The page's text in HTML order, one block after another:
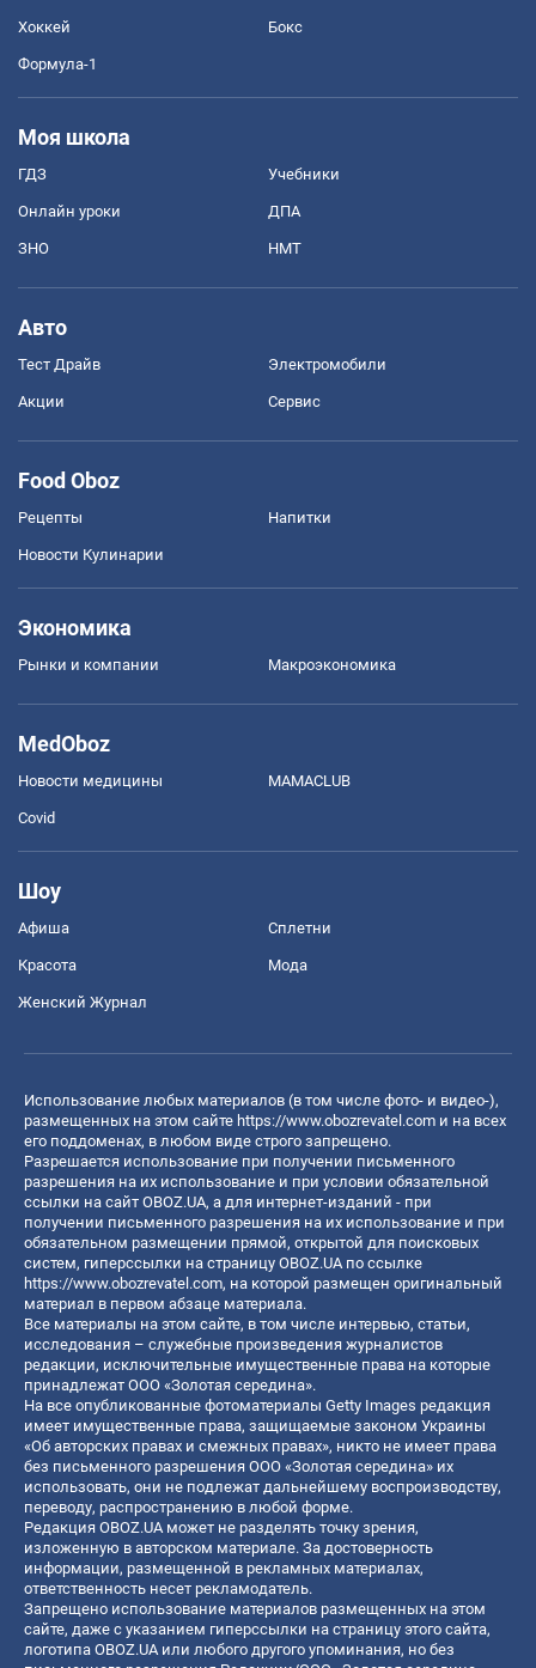
Хоккей Бокс
Формула-1
Моя школа
ГДЗ Учебники
Онлайн уроки ДПА
ЗНО НМТ
Авто
Тест Драйв Электромобили
Акции Сервис
Food Oboz
Рецепты Напитки
Новости Кулинарии
Экономика
Рынки и компании Mакроэкономика
MedOboz
Новости медицины MAMACLUB
Covid
Шоу
Афиша Сплетни
Красота Мода
Женский Журнал
Использование любых материалов (в том числе фото- и видео-),
размещенных на этом сайте https://www.obozrevatel.com и на всех
его поддоменах, в любом виде строго запрещено.
Разрешается использование при получении письменного
разрешения на их использование и при условии обязательной
ссылки на сайт OBOZ.UA, а для интернет-изданий - при
получении письменного разрешения на их использование и при
обязательном размещении прямой, открытой для поисковых
систем, гиперссылки на страницу OBOZ.UA по ссылке
https://www.obozrevatel.com, на которой размещен оригинальный
материал в первом абзаце материала.
Все материалы на этом сайте, в том числе интервью, статьи,
исследования – служебные произведения журналистов
редакции, исключительные имущественные права на которые
принадлежат ООО «Золотая середина».
На все опубликованные фотоматериалы Getty Images редакция
имеет имущественные права, защищаемые законом Украины
«Об авторских правах и смежных правах», никто не имеет права
без письменного разрешения ООО «Золотая середина» их
использовать, они не подлежат дальнейшему воспроизводству,
переводу, распространению в любой форме.
Редакция OBOZ.UA может не разделять точку зрения,
изложенную в авторском материале. За достоверность
информации, размещенной в рекламных материалах,
ответственность несет рекламодатель.
Запрещено использование материалов размещенных на этом
сайте, даже с указанием гиперссылки на страницу этого сайта,
логотипа OBOZ.UA или любого другого упоминания, но без